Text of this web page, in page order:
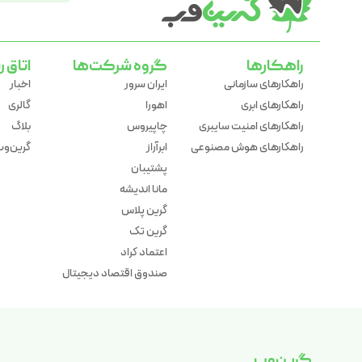
راهکارها
راهکارهای سازمانی
راهکارهای ابری
راهکارهای امنیت سایبری
راهکارهای هوش مصنوعی
گروه شرکت‌ها
ایران سرور
اهورا
چاپیروس
ابرآراز
پشتیبان
مانا اندیشه
گرین پلاس
گرین تک
اعتماد کراد
صندوق اقتصاد دیجیتال
اتاق
اخبار
گالری
بلاگ